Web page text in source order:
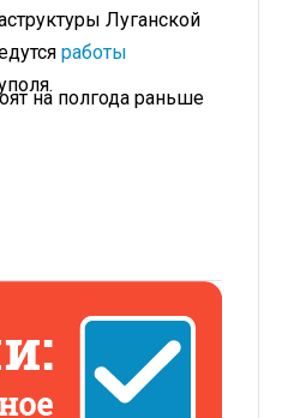
Луганской
работы
на полгода раньше